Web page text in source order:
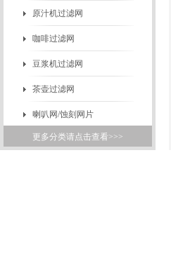
更多分类请点击查看>>>
原汁机过滤网
咖啡过滤网
豆浆机过滤网
茶壶过滤网
喇叭网/蚀刻网片
精密蚀刻